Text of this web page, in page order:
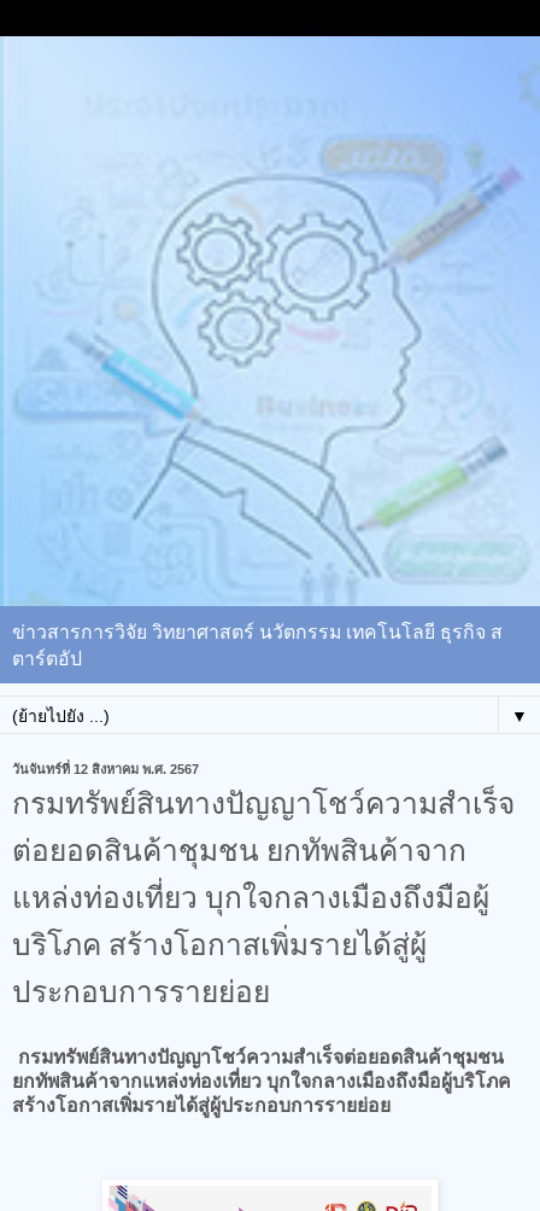
ข่าวสารการวิจัย วิทยาศาสตร์ นวัตกรรม เทคโนโลยี ธุรกิจ ส
ตาร์ตอัป
▼
วันจันทร์ที่ 12 สิงหาคม พ.ศ. 2567
กรมทรัพย์สินทางปัญญาโชว์ความสำเร็จ
ต่อยอดสินค้าชุมชน ยกทัพสินค้าจาก
แหล่งท่องเที่ยว บุกใจกลางเมืองถึงมือผู้
บริโภค สร้างโอกาสเพิ่มรายได้สู่ผู้
ประกอบการรายย่อย
กรมทรัพย์สินทางปัญญาโชว์ความสำเร็จต่อยอดสินค้าชุมชน
ยกทัพสินค้าจากแหล่งท่องเที่ยว บุกใจกลางเมืองถึงมือผู้บริโภค
สร้างโอกาสเพิ่มรายได้สู่ผู้ประกอบการรายย่อย